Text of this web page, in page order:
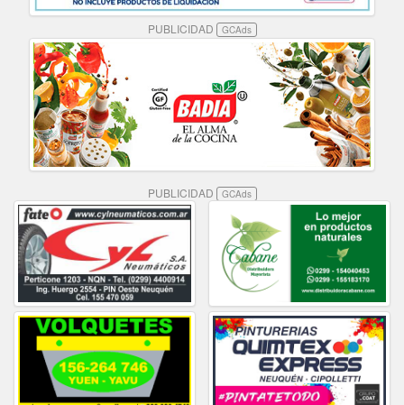
PUBLICIDAD GCAds
PUBLICIDAD GCAds